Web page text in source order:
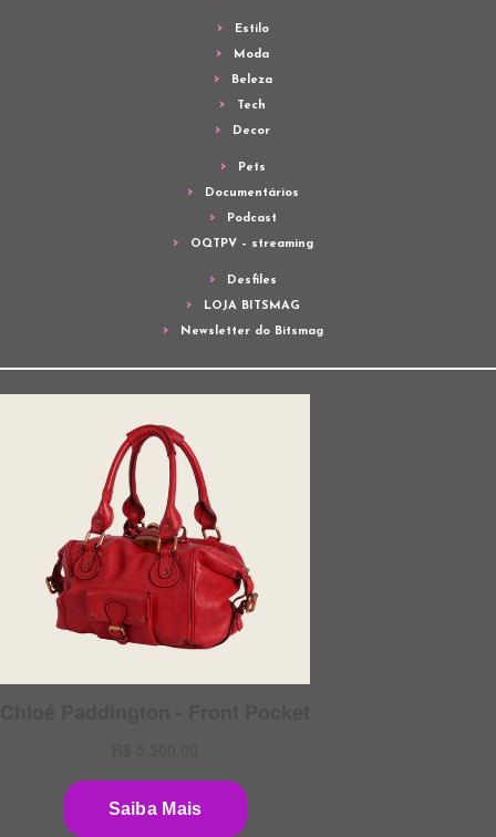
Estilo
Moda
Beleza
Tech
Decor
Pets
Documentários
Podcast
OQTPV – streaming
Desfiles
LOJA BITSMAG
Newsletter do Bitsmag